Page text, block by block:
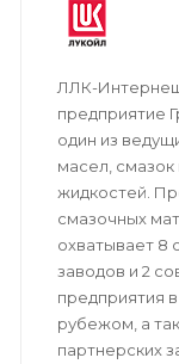
ЛЛК-
предприятие
один из
масел, смазок
жидкостей.
смазочных
охватывает 8
заводов и 2
предприятия
рубежом, a
партнерских